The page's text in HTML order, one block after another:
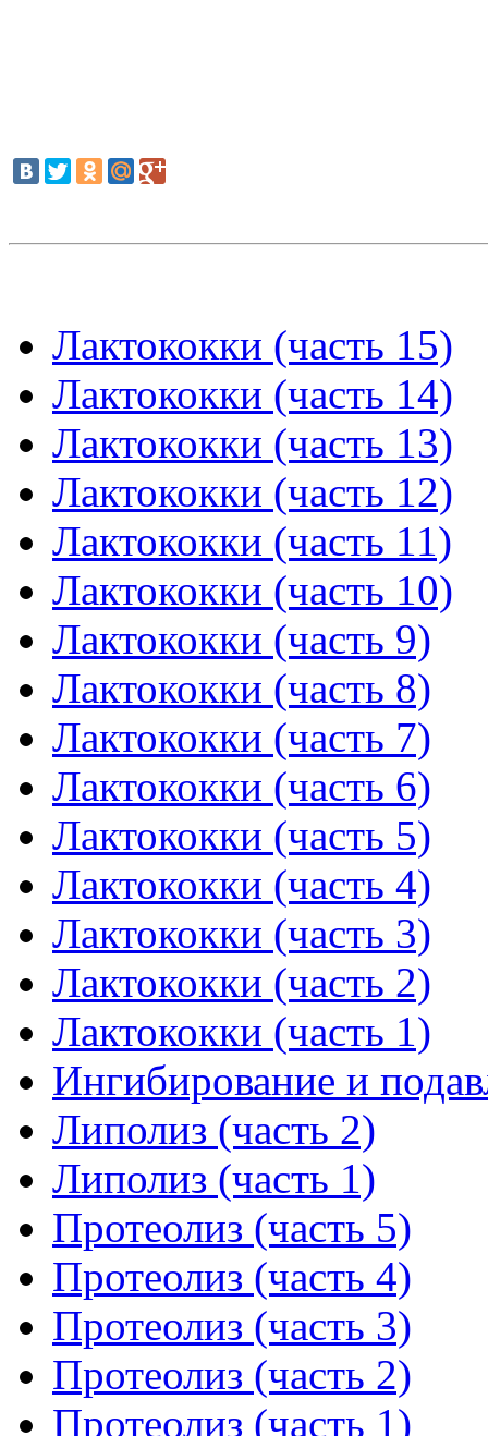
Лактококки (часть 15)
Лактококки (часть 14)
Лактококки (часть 13)
Лактококки (часть 12)
Лактококки (часть 11)
Лактококки (часть 10)
Лактококки (часть 9)
Лактококки (часть 8)
Лактококки (часть 7)
Лактококки (часть 6)
Лактококки (часть 5)
Лактококки (часть 4)
Лактококки (часть 3)
Лактококки (часть 2)
Лактококки (часть 1)
Ингибирование и
Липолиз (часть 2)
Липолиз (часть 1)
Протеолиз (часть 5)
Протеолиз (часть 4)
Протеолиз (часть 3)
Протеолиз (часть 2)
Протеолиз (часть 1)